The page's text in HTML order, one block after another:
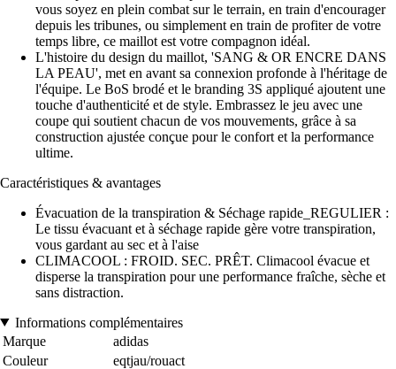
vous soyez en plein combat sur le terrain, en train d'encourager
depuis les tribunes, ou simplement en train de profiter de votre
temps libre, ce maillot est votre compagnon idéal.
L'histoire du design du maillot, 'SANG & OR ENCRE DANS
LA PEAU', met en avant sa connexion profonde à l'héritage de
l'équipe. Le BoS brodé et le branding 3S appliqué ajoutent une
touche d'authenticité et de style. Embrassez le jeu avec une
coupe qui soutient chacun de vos mouvements, grâce à sa
construction ajustée conçue pour le confort et la performance
ultime.
Caractéristiques & avantages
Évacuation de la transpiration & Séchage rapide_REGULIER :
Le tissu évacuant et à séchage rapide gère votre transpiration,
vous gardant au sec et à l'aise
CLIMACOOL : FROID. SEC. PRÊT. Climacool évacue et
disperse la transpiration pour une performance fraîche, sèche et
sans distraction.
Informations complémentaires
Marque
adidas
Couleur
eqtjau/rouact